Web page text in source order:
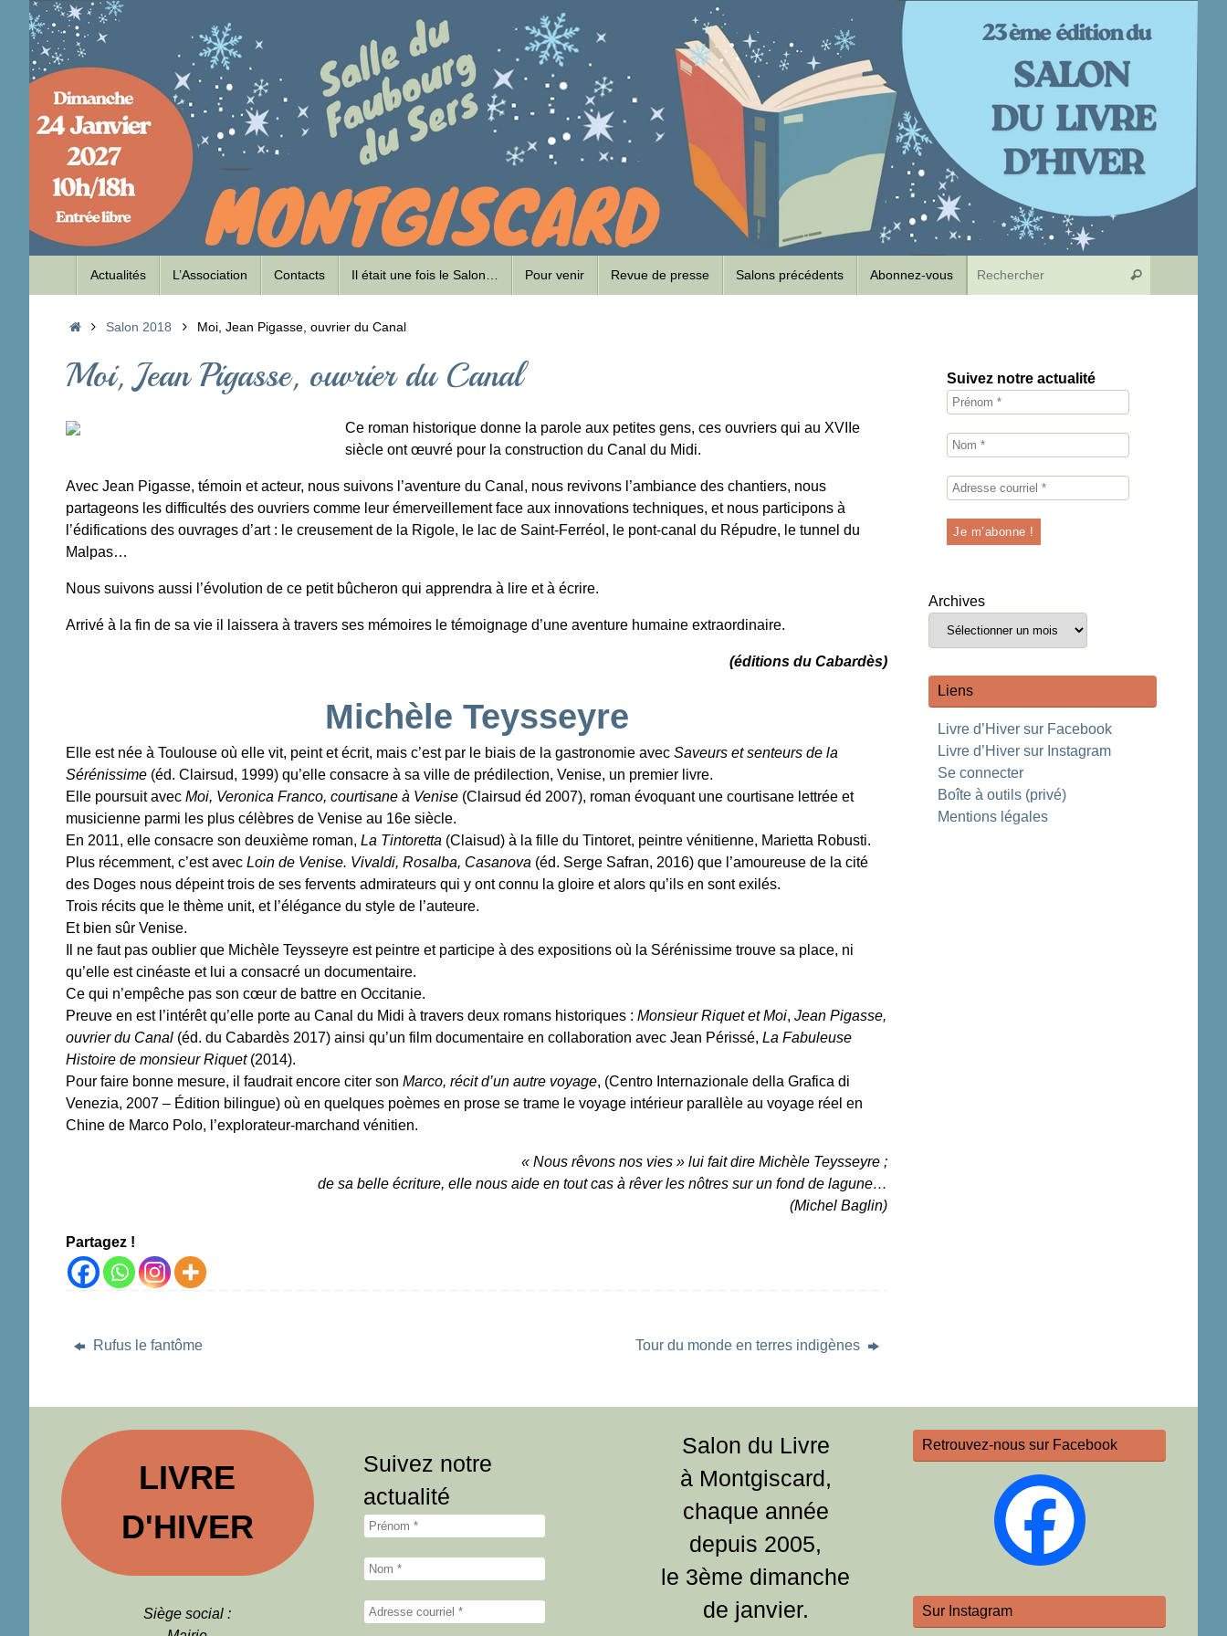
Passer
contenu
Actualités L’Association Contacts Il était une fois le Salon… Pour venir Revue de presse Salons précédents Abonnez-vous Rechercher
AccueilSalon 2018 Moi, Jean Pigasse, ouvrier du Canal
Moi, Jean Pigasse, ouvrier du Canal
Ce roman historique donne la parole aux petites gens, ces ouvriers qui au XVIIe
siècle ont œuvré pour la construction du Canal du Midi.
Avec Jean Pigasse, témoin et acteur, nous suivons l’aventure du Canal, nous revivons l’ambiance des chantiers, nous
partageons les difficultés des ouvriers comme leur émerveillement face aux innovations techniques, et nous participons à
l’édifications des ouvrages d’art : le creusement de la Rigole, le lac de Saint-Ferréol, le pont-canal du Répudre, le tunnel du
Malpas…
Nous suivons aussi l’évolution de ce petit bûcheron qui apprendra à lire et à écrire.
Arrivé à la fin de sa vie il laissera à travers ses mémoires le témoignage d’une aventure humaine extraordinaire.
(éditions du Cabardès)
Michèle Teysseyre
Elle est née à Toulouse où elle vit, peint et écrit, mais c’est par le biais de la gastronomie avec Saveurs et senteurs de la
Sérénissime (éd. Clairsud, 1999) qu’elle consacre à sa ville de prédilection, Venise, un premier livre.
Elle poursuit avec Moi, Veronica Franco, courtisane à Venise (Clairsud éd 2007), roman évoquant une courtisane lettrée et
musicienne parmi les plus célèbres de Venise au 16e siècle.
En 2011, elle consacre son deuxième roman, La Tintoretta (Claisud) à la fille du Tintoret, peintre vénitienne, Marietta Robusti.
Plus récemment, c’est avec Loin de Venise. Vivaldi, Rosalba, Casanova (éd. Serge Safran, 2016) que l’amoureuse de la cité
des Doges nous dépeint trois de ses fervents admirateurs qui y ont connu la gloire et alors qu’ils en sont exilés.
Trois récits que le thème unit, et l’élégance du style de l’auteure.
Et bien sûr Venise.
Il ne faut pas oublier que Michèle Teysseyre est peintre et participe à des expositions où la Sérénissime trouve sa place, ni
qu’elle est cinéaste et lui a consacré un documentaire.
Ce qui n’empêche pas son cœur de battre en Occitanie.
Preuve en est l’intérêt qu’elle porte au Canal du Midi à travers deux romans historiques : Monsieur Riquet et Moi, Jean Pigasse,
ouvrier du Canal (éd. du Cabardès 2017) ainsi qu’un film documentaire en collaboration avec Jean Périssé, La Fabuleuse
Histoire de monsieur Riquet(2014).
Pour faire bonne mesure, il faudrait encore citer son Marco, récit d’un autre voyage, (Centro Internazionale della Grafica di
Venezia, 2007 – Édition bilingue) où en quelques poèmes en prose se trame le voyage intérieur parallèle au voyage réel en
Chine de Marco Polo, l’explorateur-marchand vénitien.
« Nous rêvons nos vies » lui fait dire Michèle Teysseyre ;
de sa belle écriture, elle nous aide en tout cas à rêver les nôtres sur un fond de lagune…
(Michel Baglin)
Partagez !
Rufus le fantôme Tour du monde en terres indigènes
Suivez notre actualité
Archives
Liens
Livre d’Hiver sur Facebook
Livre d’Hiver sur Instagram
Se connecter
Boîte à outils (privé)
Mentions légales
LIVRE
D'HIVER
Siège social :
Suivez notre
actualité
Salon du Livre
à Montgiscard,
chaque année
depuis 2005,
le 3ème dimanche
de janvier.
Retrouvez-nous sur Facebook
Sur Instagram